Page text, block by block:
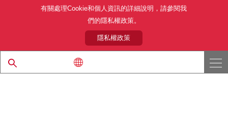
利用目的 隱私權政策
關於本公司產品銷售之標準條款(PDF)
© 1997 - 2026 ROHM CO., LTD. ALL RIGHTS RESERVED.
有關處理Cookie和個人資訊的詳細說明，請參閱我
們的隱私權政策。
隱私權政策